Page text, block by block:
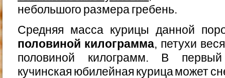
небольшого размера гребень.
Средняя масса курицы данной
половиной килограмма, петухи
половиной килограмм. В первый
кучинская юбилейная курица может